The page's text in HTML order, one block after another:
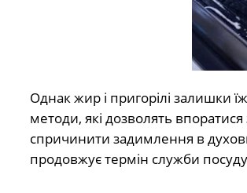
Однак жир і пригорілі залишки
методи, які дозволять
спричинити задимлення в
продовжує термін служби